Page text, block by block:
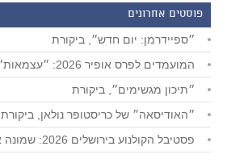
פוסטים אחרונים
״ספיידרמן: יום חדש״, ביקורת
המועמדים לפרס אופיר 2026: ״עצמאות״ מוביל
״תיכון מגשימים״, ביקורת
״האודיסאה״ של כריסטופר נולאן, ביקורת
פסטיבל הקולנוע בירושלים 2026: שמונה או תשע המלצות